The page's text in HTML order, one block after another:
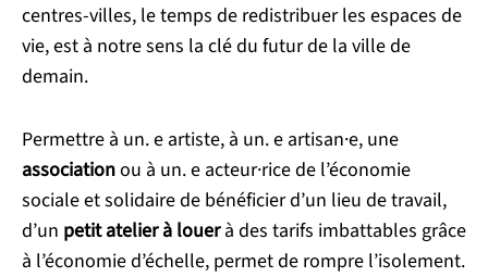
centres-villes, le temps de redistribuer les espaces de
vie, est à notre sens la clé du futur de la ville de
demain.
Permettre à un. e artiste, à un. e artisan·e, une
associationou à un. e acteur·rice de l’économie
sociale et solidaire de bénéficier d’un lieu de travail,
d’un petit atelier à louerà des tarifs imbattables grâce
à l’économie d’échelle, permet de rompre l’isolement.